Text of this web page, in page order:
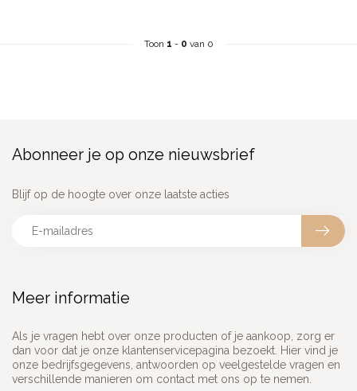
Toon 1 - 0 van 0
Meer informatie
Als je vragen hebt over onze producten of je aankoop, zorg er
dan voor dat je onze klantenservicepagina bezoekt. Hier vind je
onze bedrijfsgegevens, antwoorden op veelgestelde vragen en
verschillende manieren om contact met ons op te nemen.
Abonneer je op onze nieuwsbrief
Blijf op de hoogte over onze laatste acties